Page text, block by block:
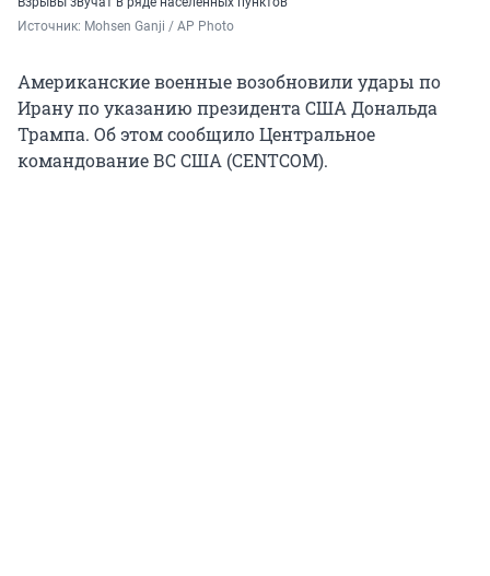
Источник: Mohsen Ganji / AP Photo
Американские военные возобновили удары по
Ирану по указанию президента США Дональда
Трампа. Об этом сообщило Центральное
командование ВС США (CENTCOM).